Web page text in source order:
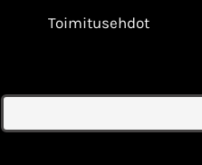
Toimitusehdot